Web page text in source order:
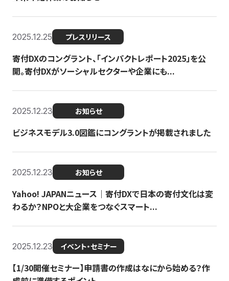
2025.12.25 プレスリリース
寄付DXのコングラント、「インパクトレポート2025」を公
開。寄付DXがソーシャルセクターや企業にも...
2025.12.23 お知らせ
ビジネスモデル3.0図鑑にコングラントが掲載されました
2025.12.23 お知らせ
Yahoo! JAPANニュース｜寄付DXで日本の寄付文化は変
わるか？NPOと大企業をつなぐスマート...
2025.12.23 イベント・セミナー
【1/30開催セミナー】申請書の作成はなにから始める？作